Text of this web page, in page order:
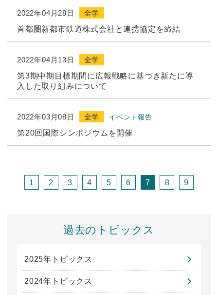
2022年04月28日
全学
首都圏新都市鉄道株式会社と連携協定を締結
2022年04月13日
全学
第3期中期目標期間に広報戦略に基づき新たに導
入した取り組みについて
2022年03月08日 全学 イベント報告
第20回国際シンポジウムを開催
1 2 3 4 5 6 7 8 9
過去のトピックス
2025年トピックス
2024年トピックス